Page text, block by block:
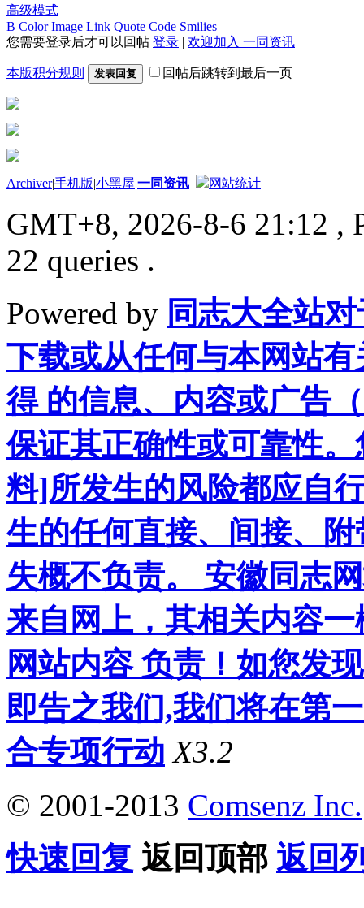
高级模式
B Color Image Link Quote Code Smilies
您需要登录后才可以回帖 登录 | 欢迎加入 一同资讯
本版积分规则 发表回复 回帖后跳转到最后一页
Archiver|手机版|小黑屋|一同资讯 网站统计
GMT+8, 2026-8-6 21:12 ,
22 queries .
Powered by 同志大全站
下载或从任何与本网站
得 的信息、内容或广告
保证其正确性或可靠性
料]所发生的风险都应自
生的任何直接、间接、
失概不负责。 安徽同志
来自网上，其相关内容
网站内容 负责！如您发
即告之我们,我们将在第
合专项行动 X3.2
© 2001-2013 Comsenz Inc.
快速回复 返回顶部 返回